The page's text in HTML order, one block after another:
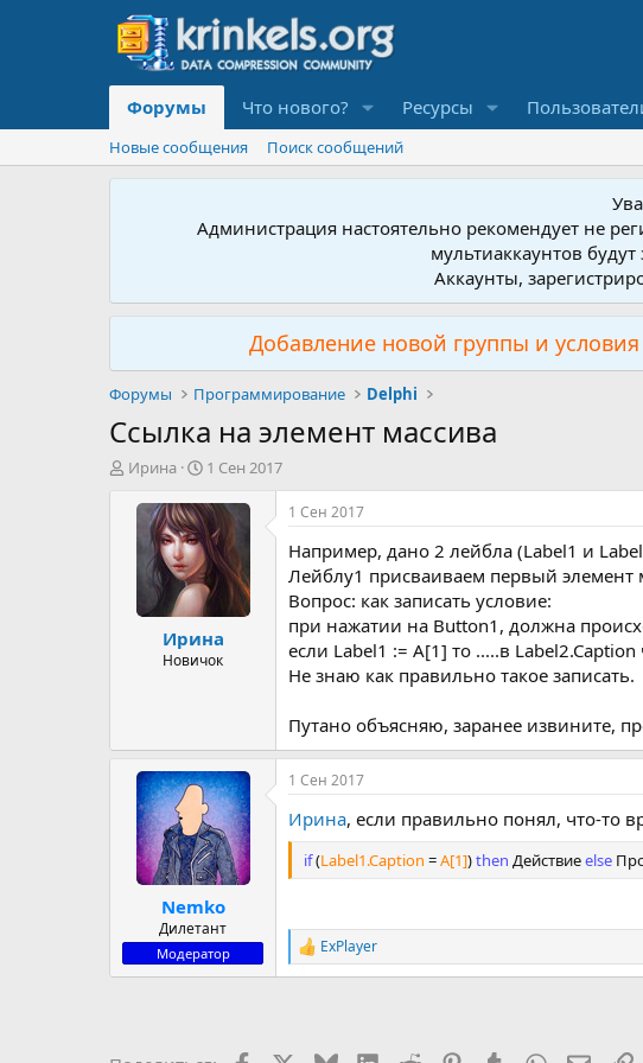
Форумы Что нового? Ресурсы
Новые сообщения Поиск сообщений
Администрация настоятельно рекомендует не
мультиаккаунтов
Аккаунты,
Добавление новой группы и
Форумы Программирование Delphi
Ссылка на элемент массива
А
м
Ирина
Д
т
а
н
а
ч
а
л
а
1 Сен 2017
Ирина
Новичок
1 Сен 2017
Например, дано 2 лейбла (Label1 и
Лейблу1 присваиваем первый элемент
Вопрос: как записать условие:
при нажатии на Button1, должна
если Label1 := A[1] то .....в
Не знаю как правильно такое записать.
Путано объясняю, заранее извините,
Nemko
Дилетант
Модератор
1 Сен 2017
Ирина, если правильно понял, что-то
if(Label1.Caption =A[1])then Действиеelse
Р
е
ExPlayer